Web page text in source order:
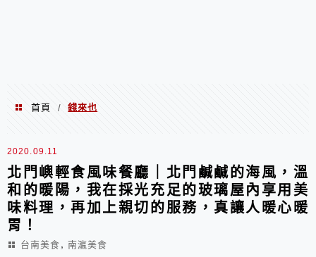
首頁 / 錢來也
錢來也
2020.09.11
北門嶼輕食風味餐廳｜北門鹹鹹的海風，溫
和的暖陽，我在採光充足的玻璃屋內享用美
味料理，再加上親切的服務，真讓人暖心暖
胃！
台南美食 , 南瀛美食